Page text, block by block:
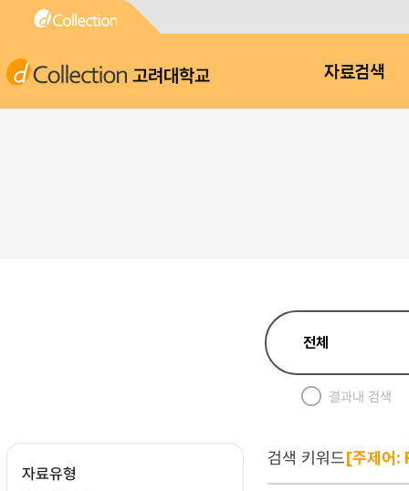
고려대학교 자료검색
결과내 검색
자료유형
검색 키워드[주제어